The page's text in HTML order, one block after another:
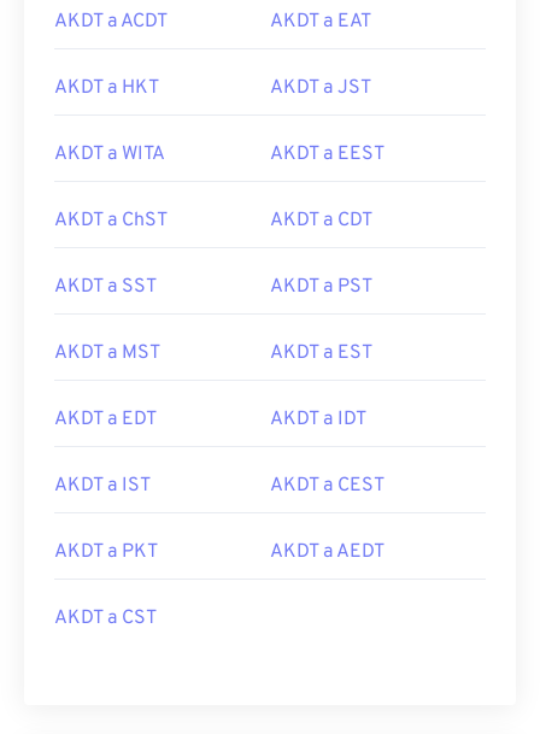
AKDT a ACDT AKDT a EAT
AKDT a HKT AKDT a JST
AKDT a WITA AKDT a EEST
AKDT a ChST AKDT a CDT
AKDT a SST AKDT a PST
AKDT a MST AKDT a EST
AKDT a EDT AKDT a IDT
AKDT a IST AKDT a CEST
AKDT a PKT AKDT a AEDT
AKDT a CST